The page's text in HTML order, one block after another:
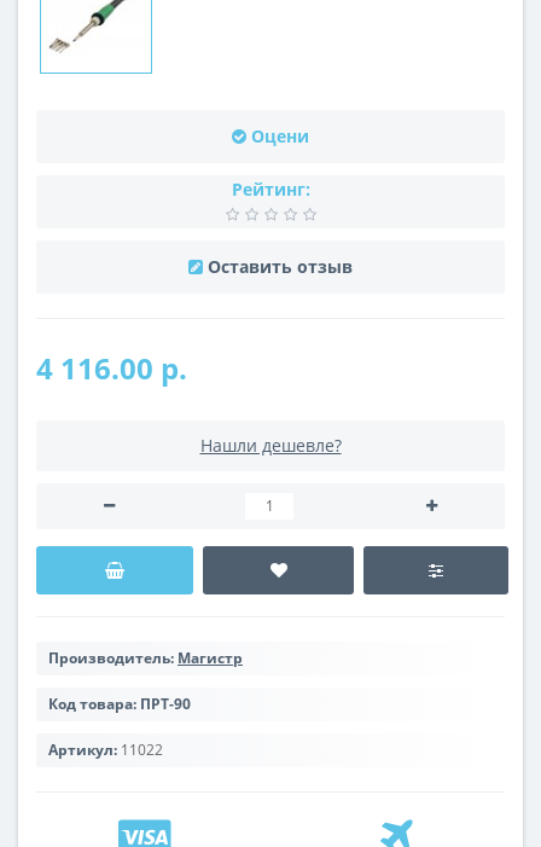
Оцени
Рейтинг:
Оставить отзыв
4 116.00 р.
Нашли дешевле?
Производитель: Магистр
Код товара: ПРТ-90
Артикул: 11022